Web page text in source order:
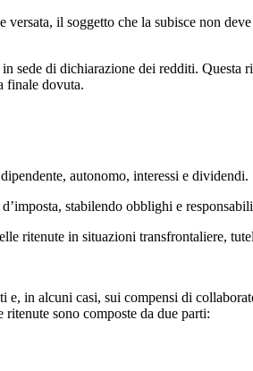
il soggetto che la subisce non
sede di dichiarazione dei redditi. Questa
finale dovuta.
autonomo, interessi e dividendi.
stabilendo obblighi e
ritenute in situazioni transfrontaliere,
in alcuni casi, sui compensi di
sono composte da due parti: